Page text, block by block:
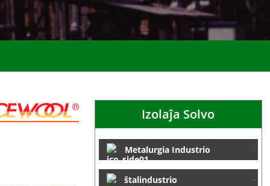
Izolaĵa Solvo
Metalurgia Industrio
ŝtalindustrio